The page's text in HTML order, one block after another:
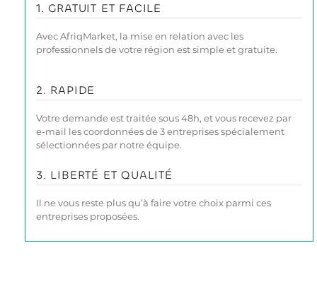
1. GRATUIT ET FACILE
Avec AfriqMarket, la mise en relation avec les
professionnels de votre région est simple et gratuite.
2. RAPIDE
Votre demande est traitée sous 48h, et vous recevez par
e-mail les coordonnées de 3 entreprises spécialement
sélectionnées par notre équipe.
3. LIBERTÉ ET QUALITÉ
Il ne vous reste plus qu’à faire votre choix parmi ces
entreprises proposées.